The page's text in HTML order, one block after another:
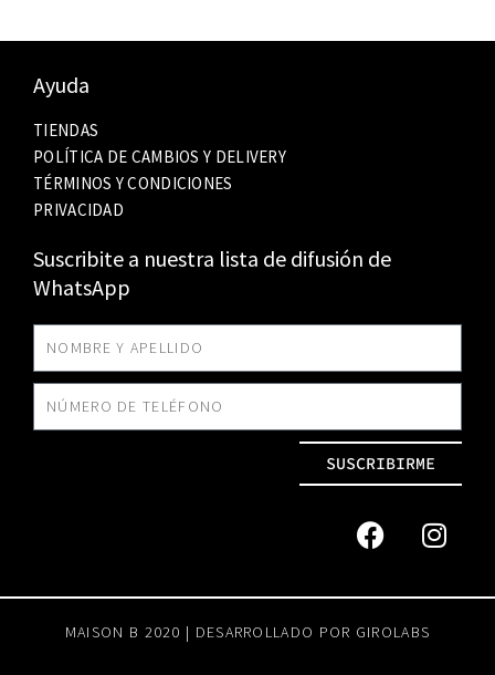
Ayuda
TIENDAS
POLÍTICA DE CAMBIOS Y DELIVERY
TÉRMINOS Y CONDICIONES
PRIVACIDAD
Suscribite a nuestra lista de difusión de
WhatsApp
SUSCRIBIRME
MAISON B 2020 | DESARROLLADO POR GIROLABS